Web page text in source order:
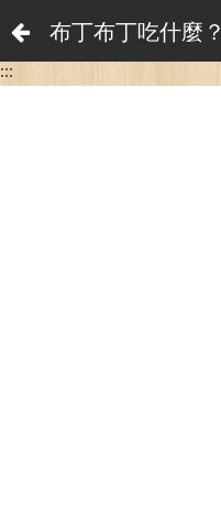
布丁布丁吃什麼？
:::